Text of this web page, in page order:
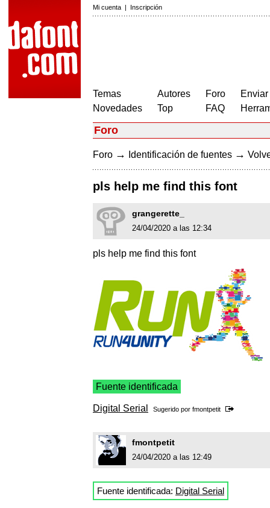
Mi cuenta | Inscripción
Temas
Novedades
Autores
Top
Foro
FAQ
Foro
Foro → Identificación de fuentes →
pls help me find this font
grangerette_
24/04/2020 a las 12:34
pls help me find this font
Fuente identificada
Digital Serial Sugerido por fmontpetit
fmontpetit
24/04/2020 a las 12:49
Fuente identificada: Digital Serial